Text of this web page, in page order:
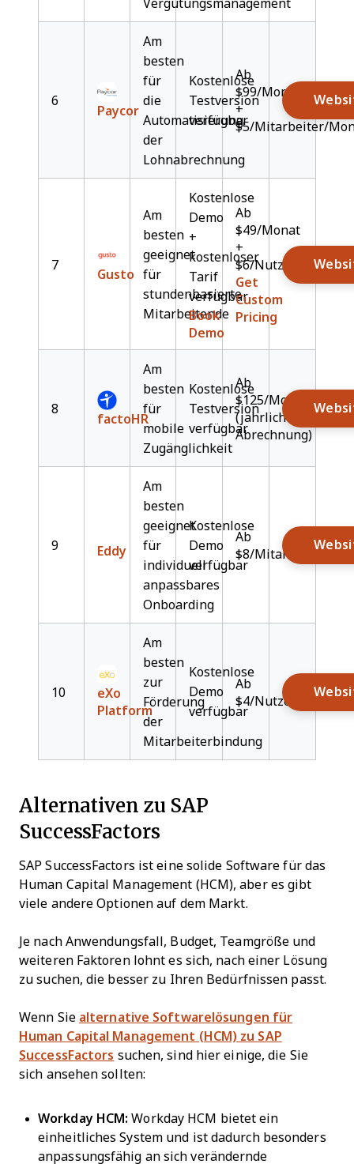
Vergütungsmanagement
6
Paycor
Am
besten
für
die
Automatisierung
der
Lohnabrechnung
Kostenlose
Testversion
verfügbar
Ab
$99/Monat
+
$5/Mitarbeiter/
7
Gusto
Am
besten
geeignet
für
stundenbasierte
Mitarbeitende
Kostenlose
Demo
+
kostenloser
Tarif
verfügbar
Book
Demo
Ab
$49/Monat
+
$6/Nutzer/Monat
Get
Custom
Pricing
8
factoHR
Am
besten
für
mobile
Zugänglichkeit
Kostenlose
Testversion
verfügbar
Ab
$125/Monat
(jährliche
Abrechnung)
9 Eddy
Am
besten
geeignet
für
individuell
anpassbares
Onboarding
Kostenlose
Demo
verfügbar
Ab
$8/Mitarbeiter/
10
eXo
Platform
Am
besten
zur
Förderung
der
Mitarbeiterbindung
Kostenlose
Demo
verfügbar
Ab
$4/Nutzer/Monat
Alternativen zu SAP
SuccessFactors
SAP SuccessFactors ist eine solide Software für das
Human Capital Management (HCM), aber es gibt
viele andere Optionen auf dem Markt.
Je nach Anwendungsfall, Budget, Teamgröße und
weiteren Faktoren lohnt es sich, nach einer Lösung
zu suchen, die besser zu Ihren Bedürfnissen passt.
Wenn Sie alternative Softwarelösungen für
Human Capital Management (HCM) zu SAP
SuccessFactors suchen, sind hier einige, die Sie
sich ansehen sollten:
Workday HCM: Workday HCM bietet ein
einheitliches System und ist dadurch besonders
anpassungsfähig an sich verändernde